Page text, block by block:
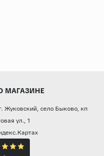
МАГАЗИНЕ
Жуковский, село Быково, кп
ул., 1